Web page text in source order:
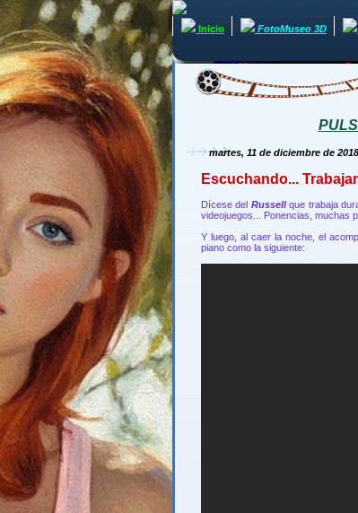
Inicio FotoMuseo 3D
martes, 11 de diciembre de 2018
Escuchando...
Dícese del Russellque trabaja
videojuegos... Ponencias, muchas
Y luego, al caer la noche, el
piano como la siguiente: